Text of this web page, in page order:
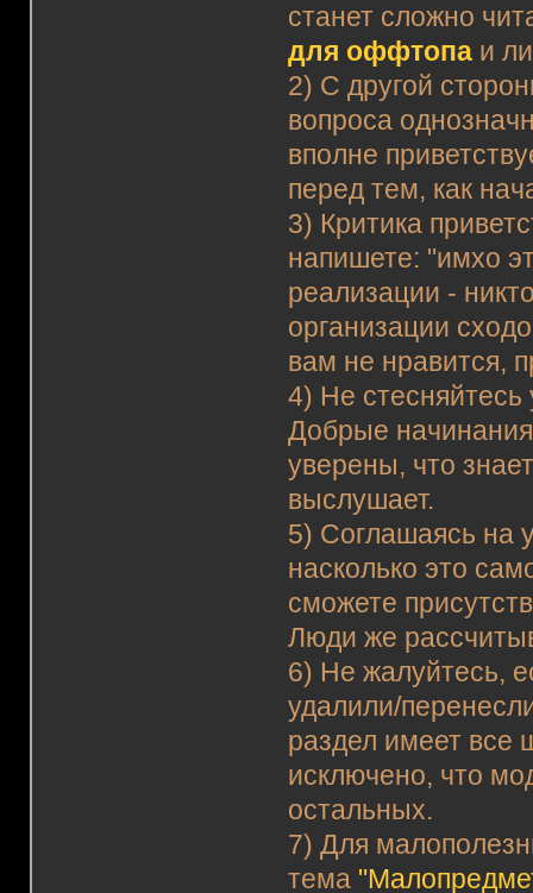
станет сложно
для оффтопа и
2) С другой
вопроса
вполне
перед тем, как
3) Критика
напишете: "имхо
реализации -
организации
вам не нравится,
4) Не стесняйтесь
Добрые начинания
уверены, что
выслушает.
5) Соглашаясь на
насколько это
сможете
Люди же
6) Не жалуйтесь,
удалили/
раздел имеет все
исключено, что
остальных.
7) Для
тема